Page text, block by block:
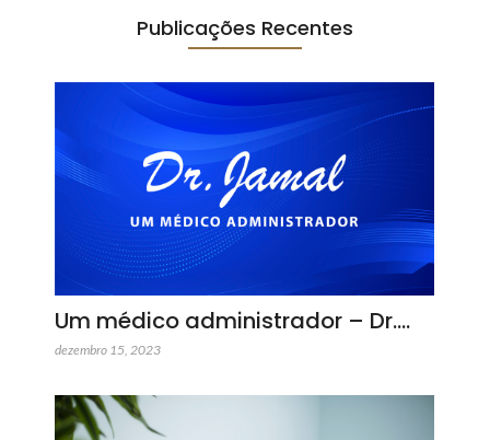
Publicações Recentes
Um médico administrador – Dr.…
dezembro 15, 2023